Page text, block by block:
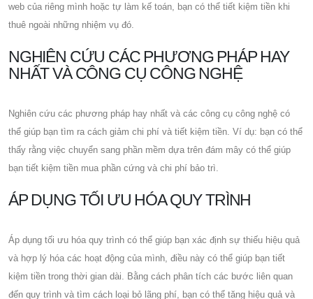
web của riêng mình hoặc tự làm kế toán, bạn có thể tiết kiệm tiền khi
thuê ngoài những nhiệm vụ đó.
NGHIÊN CỨU CÁC PHƯƠNG PHÁP HAY
NHẤT VÀ CÔNG CỤ CÔNG NGHỆ
Nghiên cứu các phương pháp hay nhất và các công cụ công nghệ có
thể giúp bạn tìm ra cách giảm chi phí và tiết kiệm tiền. Ví dụ: bạn có thể
thấy rằng việc chuyển sang phần mềm dựa trên đám mây có thể giúp
bạn tiết kiệm tiền mua phần cứng và chi phí bảo trì.
ÁP DỤNG TỐI ƯU HÓA QUY TRÌNH
Áp dụng tối ưu hóa quy trình có thể giúp bạn xác định sự thiếu hiệu quả
và hợp lý hóa các hoạt động của mình, điều này có thể giúp bạn tiết
kiệm tiền trong thời gian dài. Bằng cách phân tích các bước liên quan
đến quy trình và tìm cách loại bỏ lãng phí, bạn có thể tăng hiệu quả và